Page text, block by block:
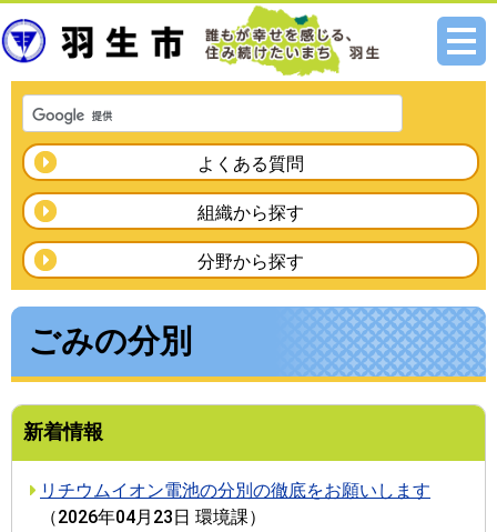
メニ
よくある質問
組織から探す
分野から探す
ごみの分別
新着情報
リチウムイオン電池の分別の徹底をお願いします
（2026年04月23日 環境課）